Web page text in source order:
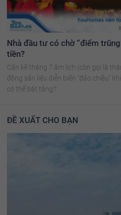
Nhà đầu tư có chờ “điểm
tiền?
Cận kề tháng 7 âm lịch (còn gọi là
động sản liệu diễn biến “đảo chiều”
có thể bật tăng?.
ĐỀ XUẤT CHO BẠN